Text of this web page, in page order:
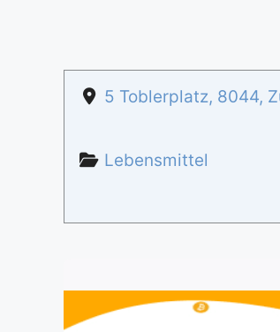
5 Toblerplatz, 8044,
Lebensmittel